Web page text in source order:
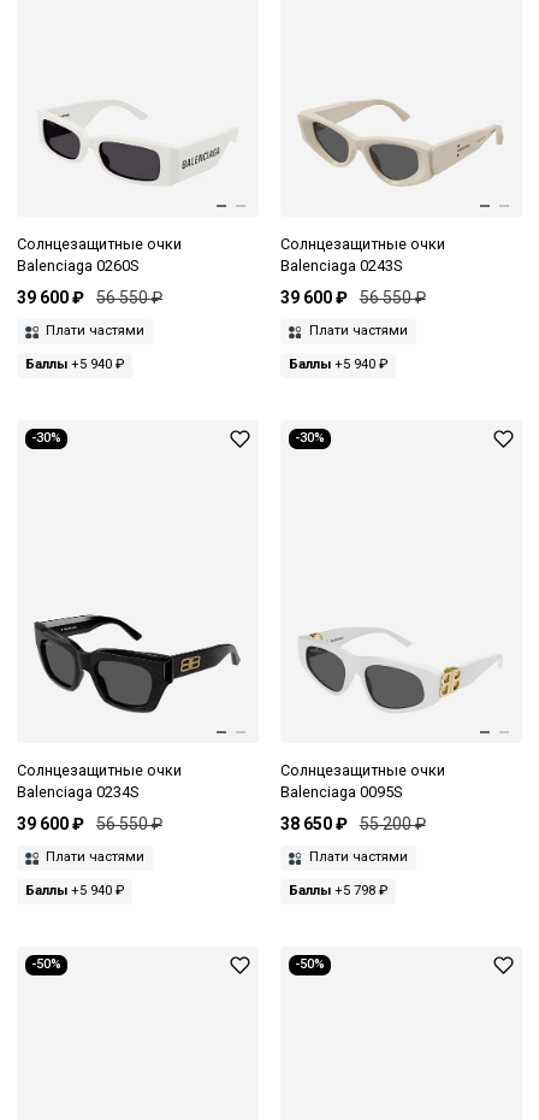
Солнцезащитные очки
Balenciaga 0260S
39 600 ₽ 56 550 ₽
Плати частями
Баллы +5 940 ₽
Солнцезащитные очки
Balenciaga 0243S
39 600 ₽ 56 550 ₽
Плати частями
Баллы+5 940 ₽
-30%
Солнцезащитные очки
Balenciaga 0234S
39 600 ₽ 56 550 ₽
Плати частями
Баллы +5 940 ₽
-30%
Солнцезащитные очки
Balenciaga 0095S
38 650 ₽ 55 200 ₽
Плати частями
Баллы+5 798 ₽
-50% -50%